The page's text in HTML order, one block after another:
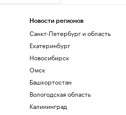
«Гераней»
в
WTA в
дрона ВСУ
Новости регионов
Санкт-Петербург и область
Екатеринбург
Новосибирск
Омск
Башкортостан
Вологодская область
Калининград